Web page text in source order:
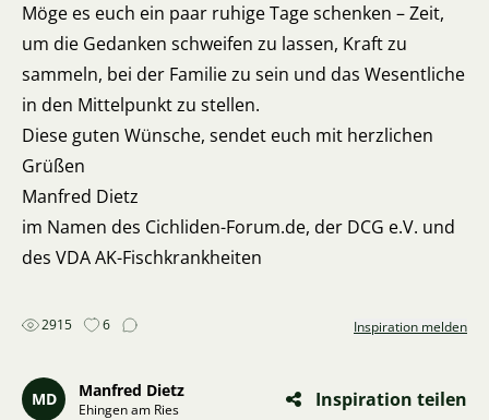
Möge es euch ein paar ruhige Tage schenken – Zeit,
um die Gedanken schweifen zu lassen, Kraft zu
sammeln, bei der Familie zu sein und das Wesentliche
in den Mittelpunkt zu stellen.
Diese guten Wünsche, sendet euch mit herzlichen
Grüßen
Manfred Dietz
im Namen des Cichliden-Forum.de, der DCG e.V. und
des VDA AK-Fischkrankheiten
2915 6 Inspiration melden
MD Manfred Dietz
Ehingen am Ries Inspiration teilen